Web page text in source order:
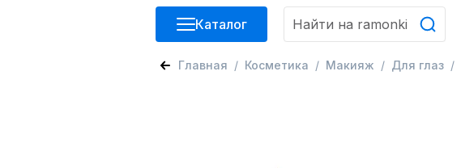
Каталог
Главная Косметика Макияж Для глаз